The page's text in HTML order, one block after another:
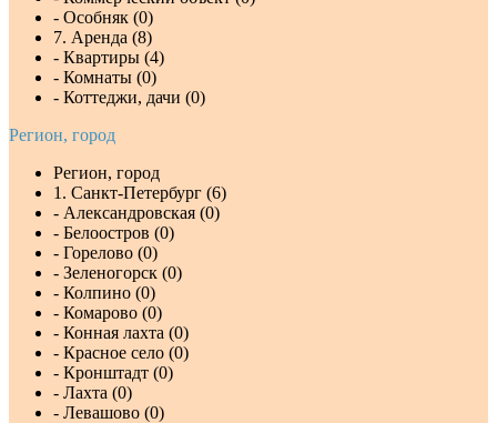
- Особняк (0)
7. Аренда (8)
- Квартиры (4)
- Комнаты (0)
- Коттеджи, дачи (0)
Регион, город
Регион, город
1. Санкт-Петербург (6)
- Александровская (0)
- Белоостров (0)
- Горелово (0)
- Зеленогорск (0)
- Колпино (0)
- Комарово (0)
- Конная лахта (0)
- Красное село (0)
- Кронштадт (0)
- Лахта (0)
- Левашово (0)